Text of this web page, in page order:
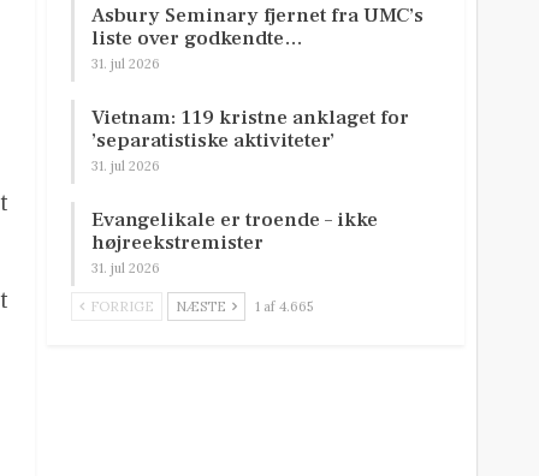
Asbury Seminary fjernet fra UMC’s
liste over godkendte…
31. jul 2026
Vietnam: 119 kristne anklaget for
’separatistiske aktiviteter’
31. jul 2026
Evangelikale er troende – ikke
højreekstremister
31. jul 2026
FORRIGE NÆSTE 1 af 4.665